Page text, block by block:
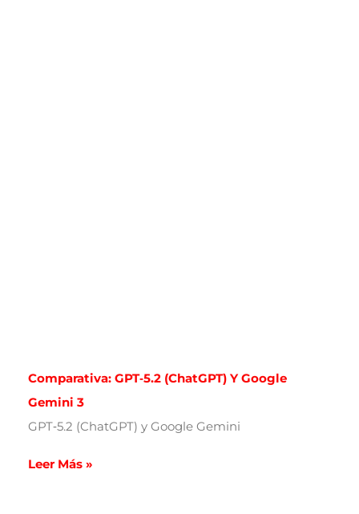
Comparativa: GPT‑5.2 (ChatGPT) Y Google
Gemini 3
GPT‑5.2 (ChatGPT) y Google Gemini
Leer Más »